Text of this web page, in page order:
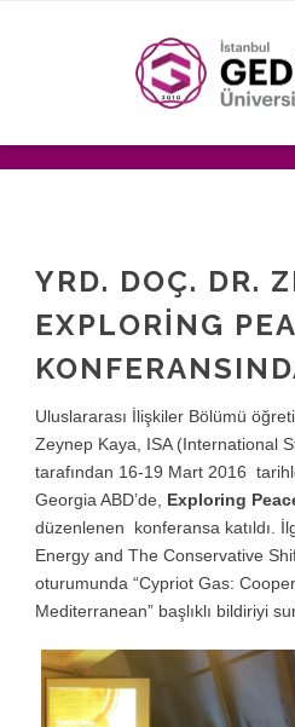
YRD. DOÇ. DR.
EXPLORING
Uluslararası İlişkiler Bölümü
Zeynep Kaya, ISA (International
tarafından 16-19 Mart 2016
Georgia ABD’de, Exploring
düzenlenen konferansa katıldı.
Energy and The Conservative
oturumunda “Cypriot Gas:
Mediterranean” başlıklı bildiriyi